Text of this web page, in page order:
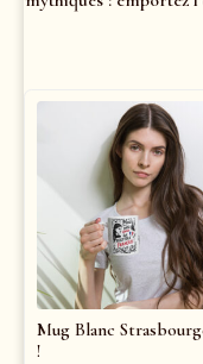
Mug Blanc
!